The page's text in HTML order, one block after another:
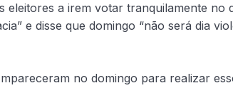
eleitores a irem votar tranquilamente no
e disse que domingo “não será dia
no domingo para realizar